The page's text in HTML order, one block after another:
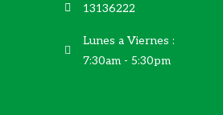
13136222
Lunes a Viernes :
7:30am - 5:30pm